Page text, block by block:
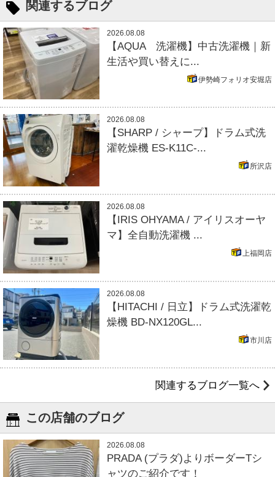
関連するブログ
2026.08.08
【AQUA 洗濯機】中古洗濯機｜新
生活や買い替えに...
伊勢崎フォリオ安堀店
2026.08.08
【SHARP / シャープ】ドラム式洗
濯乾燥機 ES-K11C-...
所沢店
2026.08.08
【IRIS OHYAMA / アイリスオーヤ
マ】全自動洗濯機 ...
上福岡店
2026.08.08
【HITACHI / 日立】ドラム式洗濯乾
燥機 BD-NX120GL...
市川店
関連するブログ一覧へ
この店舗のブログ
2026.08.08
PRADA (プラダ)よりボーダーTシ
ャツのご紹介です！